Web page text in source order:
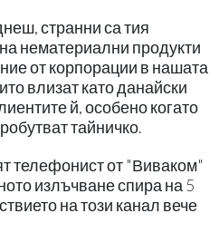
странни са тия
нематериални продукти
от корпорации в нашата
влизат като данайски
й, особено когато
тайничко.
телефонист от "Виваком"
излъчване спира на 5
на този канал вече